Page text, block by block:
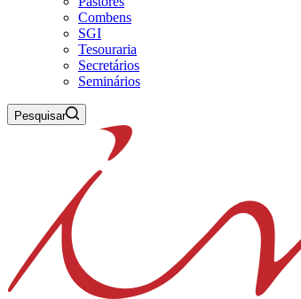
Combens
SGI
Tesouraria
Secretários
Seminários
Pesquisar